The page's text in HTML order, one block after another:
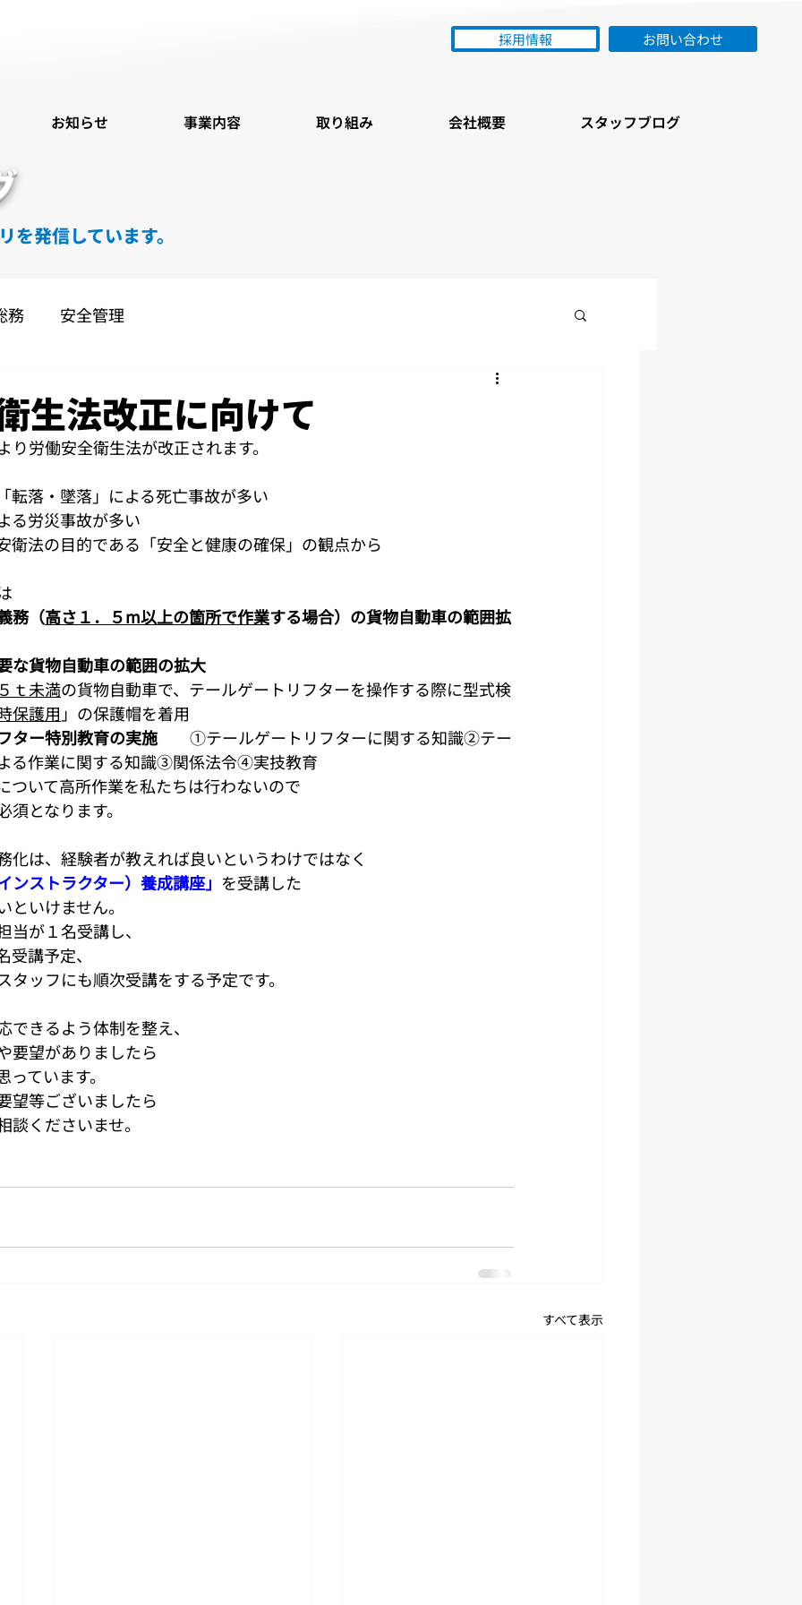
採用情報 お問い合わせ
お知らせ 事業内容 取り組み 会社概要 スタッフブログ
発信しています。
務 安全管理
生法改正に向けて
り労働安全衛生法が改正されます。
落・墜落」による死亡事故が多い
る労災事故が多い
衛法の目的である「安全と健康の確保」の観点から
務（高さ１．５m以上の箇所で作業する場合）の貨物自動車の範囲拡
な貨物自動車の範囲の拡大
ｔ未満の貨物自動車で、テールゲートリフターを操作する際に型式検
保護用 」の保護帽を着用
ター特別教育の実施 ①テールゲートリフターに関する知識②テー
る作業に関する知識③関係法令④実技教育
ついて高所作業を私たちは行わないので
となります。
化は、経験者が教えれば良いというわけではなく
ンストラクター）養成講座」 を受講した
いけません。
が１名受講し、
講予定、
タッフにも順次受講をする予定です。
きるよう体制を整え、
要望がありましたら
ています。
望等ございましたら
くださいませ。
すべて表示